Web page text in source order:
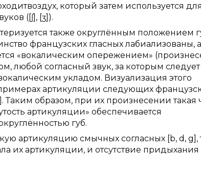
который затем используется для
([ʃ], [ʒ]).
также округлённым положением
французских гласных лабиализованы, а
«вокалическим опережением»
любой согласный звук, за которым следует
укладом. Визуализация этого
артикуляции следующих
Таким образом, при их произнесении такая
артикуляции» обеспечивается
губ.
артикуляцию смычных согласных [b, d, g],
их артикуляции, и отсутствие